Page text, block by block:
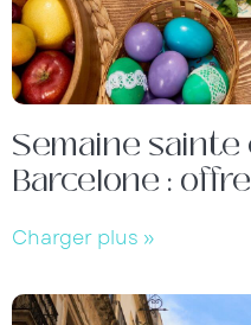
Semaine sainte
Barcelone :
Charger plus »